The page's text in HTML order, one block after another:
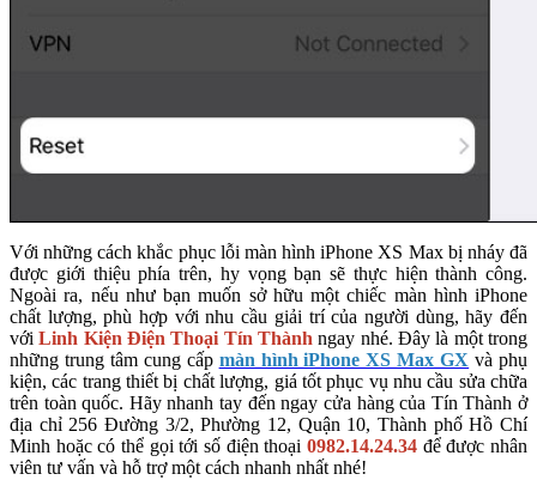
Với những cách khắc phục lỗi màn hình iPhone XS Max bị nháy đã
được giới thiệu phía trên, hy vọng bạn sẽ thực hiện thành công.
Ngoài ra, nếu như bạn muốn sở hữu một chiếc màn hình iPhone
chất lượng, phù hợp với nhu cầu giải trí của người dùng, hãy đến
với Linh Kiện Điện Thoại Tín Thành ngay nhé. Đây là một trong
những trung tâm cung cấp màn hình iPhone XS Max GX và phụ
kiện, các trang thiết bị chất lượng, giá tốt phục vụ nhu cầu sửa chữa
trên toàn quốc. Hãy nhanh tay đến ngay cửa hàng của Tín Thành ở
địa chỉ 256 Đường 3/2, Phường 12, Quận 10, Thành phố Hồ Chí
Minh hoặc có thể gọi tới số điện thoại 0982.14.24.34 để được nhân
viên tư vấn và hỗ trợ một cách nhanh nhất nhé!